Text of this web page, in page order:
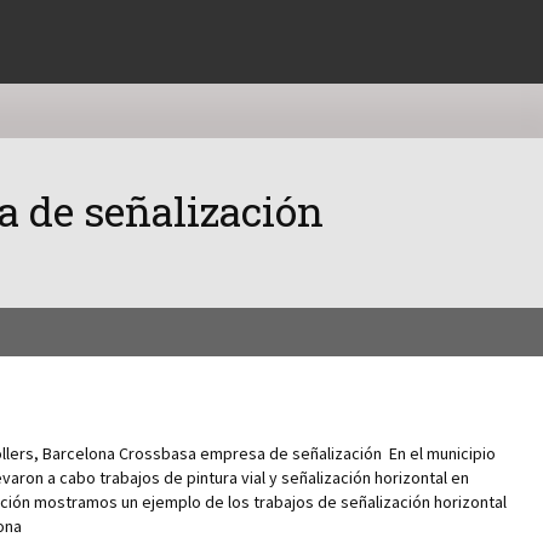
de señalización
Barcelona Crossbasa empresa de señalización En el municipio
a cabo trabajos de pintura vial y señalización horizontal en
mostramos un ejemplo de los trabajos de señalización horizontal